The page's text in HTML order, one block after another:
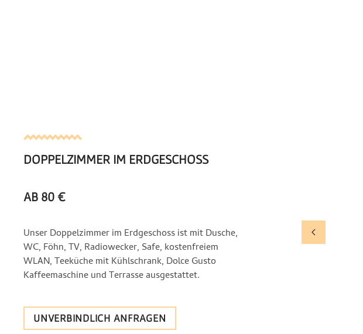
DOPPELZIMMER IM ERDGESCHOSS
AB 80 €
Unser Doppelzimmer im Erdgeschoss ist mit Dusche,
WC, Föhn, TV, Radiowecker, Safe, kostenfreiem
WLAN, Teeküche mit Kühlschrank, Dolce Gusto
Kaffeemaschine und Terrasse ausgestattet.
UNVERBINDLICH ANFRAGEN